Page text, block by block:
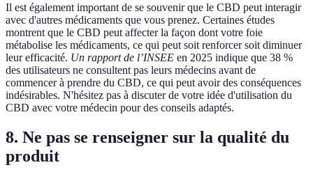
Il est également important de se souvenir que le CBD peut interagir
avec d'autres médicaments que vous prenez. Certaines études
montrent que le CBD peut affecter la façon dont votre foie
métabolise les médicaments, ce qui peut soit renforcer soit diminuer
leur efficacité. Un rapport de l’INSEE en 2025 indique que 38 %
des utilisateurs ne consultent pas leurs médecins avant de
commencer à prendre du CBD, ce qui peut avoir des conséquences
indésirables. N'hésitez pas à discuter de votre idée d'utilisation du
CBD avec votre médecin pour des conseils adaptés.
8. Ne pas se renseigner sur la qualité du
produit